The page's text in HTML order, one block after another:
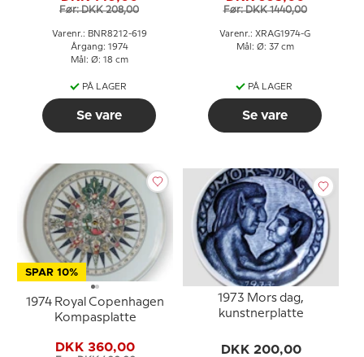
Før: DKK 208,00
Varenr.: BNR8212-619
Årgang: 1974
Mål: Ø: 18 cm
PÅ LAGER
Se vare
Før: DKK 1440,00
Varenr.: XRAG1974-G
Mål: Ø: 37 cm
PÅ LAGER
Se vare
SPAR 10%
1974 Royal Copenhagen
Kompasplatte
DKK 360,00
1973 Mors dag,
kunstnerplatte
DKK 200,00